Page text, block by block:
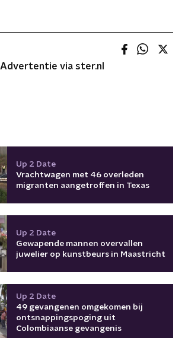
Advertentie via ster.nl
Up 2 Date
Vrachtwagen met 46 overleden
migranten aangetroffen in Texas
Up 2 Date
Gewapende mannen overvallen
juwelier op kunstbeurs in Maastricht
Up 2 Date
49 gevangenen omgekomen bij
ontsnappingspoging uit
Colombiaanse gevangenis